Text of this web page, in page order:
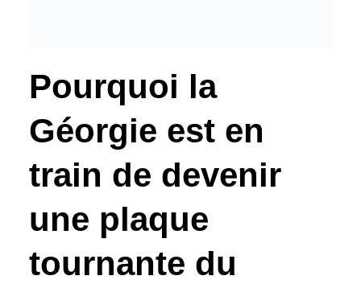
Pourquoi la
Géorgie est en
train de devenir
une plaque
tournante du